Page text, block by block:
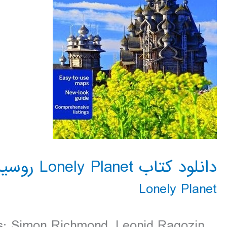
دانلود کتاب Lonely Planet روسيه
Lonely Planet